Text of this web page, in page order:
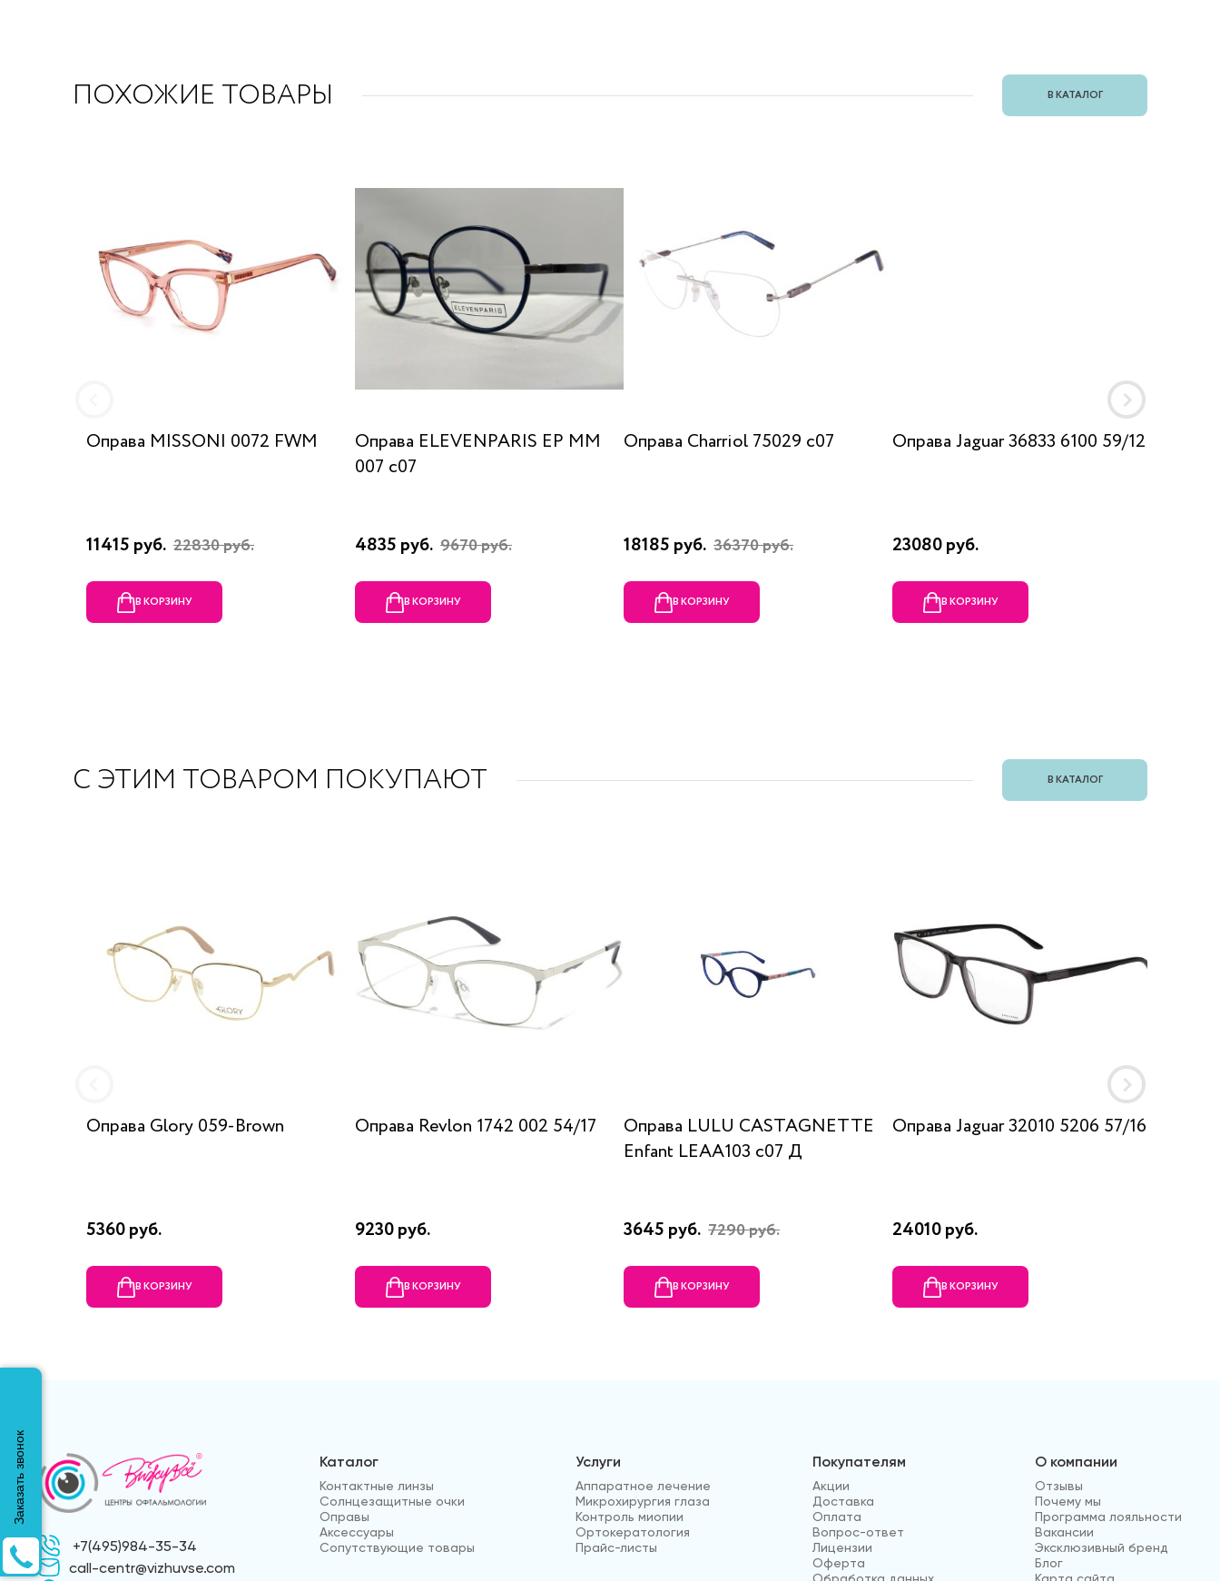
ПОХОЖИЕ ТОВАРЫ В КАТАЛОГ
Оправа MISSONI 0072 FWM
11415 руб. 22830 руб.
В КОРЗИНУ
Оправа ELEVENPARIS EP MM
007 c07
4835 руб. 9670 руб.
В КОРЗИНУ
Оправа Charriol 75029 c07
18185 руб. 36370 руб.
В КОРЗИНУ
Оправа Jaguar 36833 6100 59/12
23080 руб.
В КОРЗИНУ
С ЭТИМ ТОВАРОМ ПОКУПАЮТ В КАТАЛОГ
Оправа Glory 059-Brown
5360 руб.
В КОРЗИНУ
Оправа Revlon 1742 002 54/17
9230 руб.
В КОРЗИНУ
Оправа LULU CASTAGNETTE
Enfant LEAA103 c07 Д
3645 руб. 7290 руб.
В КОРЗИНУ
Оправа Jaguar 32010 5206 57/16
24010 руб.
В КОРЗИНУ
+7(495)984-35-34
call-centr@vizhuvse.com
Каталог
Контактные линзы
Солнцезащитные очки
Оправы
Аксессуары
Сопутствующие товары
Услуги
Аппаратное лечение
Микрохирургия глаза
Контроль миопии
Ортокератология
Прайс-листы
Покупателям
Акции
Доставка
Оплата
Вопрос-ответ
Лицензии
Оферта
О компании
Отзывы
Почему мы
Программа лояльности
Вакансии
Эксклюзивный бренд
Блог
Заказать звонок